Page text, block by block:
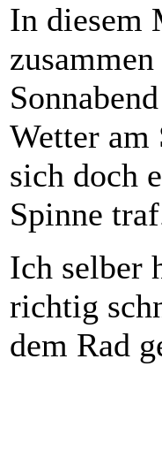
In diesem
Wetter am
sich doch
Spinne
Ich selber
richtig
dem Rad